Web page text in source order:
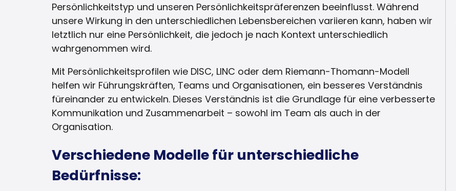
Persönlichkeitstyp und unseren Persönlichkeitspräferenzen beeinflusst. Während
unsere Wirkung in den unterschiedlichen Lebensbereichen variieren kann, haben wir
letztlich nur eine Persönlichkeit, die jedoch je nach Kontext unterschiedlich
wahrgenommen wird.
Mit Persönlichkeitsprofilen wie DISC, LINC oder dem Riemann-Thomann-Modell
helfen wir Führungskräften, Teams und Organisationen, ein besseres Verständnis
füreinander zu entwickeln. Dieses Verständnis ist die Grundlage für eine verbesserte
Kommunikation und Zusammenarbeit – sowohl im Team als auch in der
Organisation.
Verschiedene Modelle für unterschiedliche
Bedürfnisse: